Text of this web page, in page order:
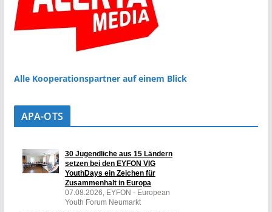
Alle Kooperationspartner auf einem Blick
APA-OTS